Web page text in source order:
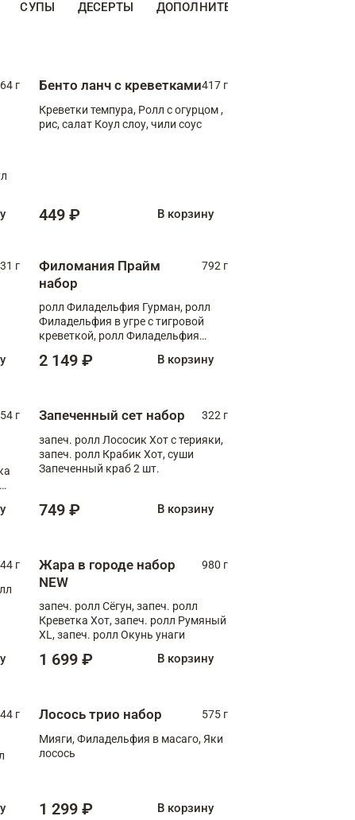
СУПЫ ДЕСЕРТЫ ДОПОЛНИТЕЛЬНО
г Бенто ланч с креветками417 г
Креветки темпура, Ролл с огурцом ,
рис, салат Коул слоу, чили соус
449 ₽ В корзину
г
Филомания Прайм
набор
792 г
ролл Филадельфия Гурман, ролл
Филадельфия в угре с тигровой
креветкой, ролл Филадельфия
2 149 ₽ В корзину
г Запеченный сет набор
322 г
запеч. ролл Лососик Хот с терияки,
запеч. ролл Крабик Хот, суши
Запеченный краб 2 шт.
749 ₽ В корзину
г
Жара в городе набор
NEW
980 г
запеч. ролл Сёгун, запеч. ролл
Креветка Хот, запеч. ролл Румяный
XL, запеч. ролл Окунь унаги
1 699 ₽ В корзину
г Лосось трио набор
575 г
Мияги, Филадельфия в масаго, Яки
лосось
1 299 ₽ В корзину